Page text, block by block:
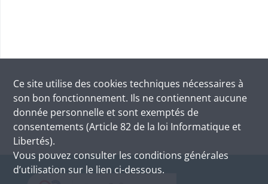
Ce site utilise des cookies techniques nécessaires à
son bon fonctionnement. Ils ne contiennent aucune
donnée personnelle et sont exemptés de
consentements (Article 82 de la loi Informatique et
Libertés).
Vous pouvez consulter les conditions générales
d’utilisation sur le lien ci-dessous.